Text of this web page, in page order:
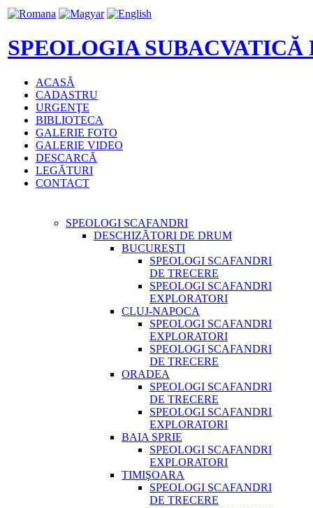
SPEOLOGIA
ACASĂ
CADASTRU
URGENŢE
BIBLIOTECA
GALERIE FOTO
GALERIE VIDEO
DESCARCĂ
LEGĂTURI
CONTACT
SPEOLOGI SCAFANDRI
DESCHIZĂTORI DE DRUM
BUCUREŞTI
SPEOLOGI SCAFANDRI
DE TRECERE
SPEOLOGI SCAFANDRI
EXPLORATORI
CLUJ-NAPOCA
SPEOLOGI SCAFANDRI
EXPLORATORI
SPEOLOGI SCAFANDRI
DE TRECERE
ORADEA
SPEOLOGI SCAFANDRI
DE TRECERE
SPEOLOGI SCAFANDRI
EXPLORATORI
BAIA SPRIE
SPEOLOGI SCAFANDRI
EXPLORATORI
TIMIŞOARA
SPEOLOGI SCAFANDRI
DE TRECERE